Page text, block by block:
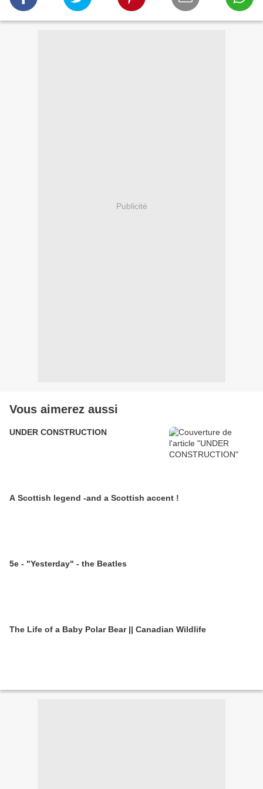
Publicité
Vous aimerez aussi
UNDER CONSTRUCTION
A Scottish legend -and a Scottish accent !
5e - "Yesterday" - the Beatles
The Life of a Baby Polar Bear || Canadian Wildlife